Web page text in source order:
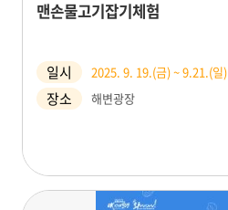
맨손물고기잡기체험
일시 2025. 9. 19.(금) ~ 9.21.(일)
장소 해변광장